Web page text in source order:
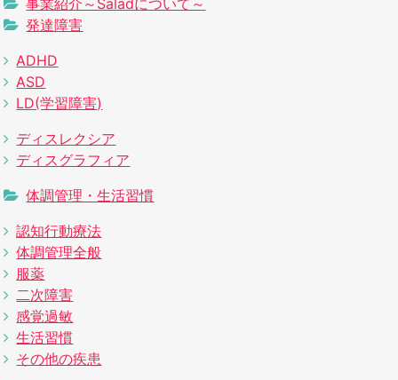
事業紹介～Saladについて～
発達障害
ADHD
ASD
LD(学習障害)
ディスレクシア
ディスグラフィア
体調管理・生活習慣
認知行動療法
体調管理全般
服薬
二次障害
感覚過敏
生活習慣
その他の疾患